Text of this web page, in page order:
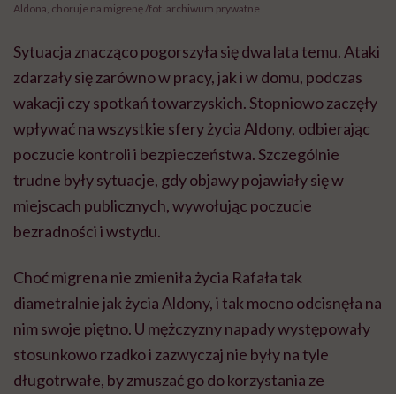
Aldona, choruje na migrenę /fot. archiwum prywatne
Sytuacja znacząco pogorszyła się dwa lata temu. Ataki
zdarzały się zarówno w pracy, jak i w domu, podczas
wakacji czy spotkań towarzyskich. Stopniowo zaczęły
wpływać na wszystkie sfery życia Aldony, odbierając
poczucie kontroli i bezpieczeństwa. Szczególnie
trudne były sytuacje, gdy objawy pojawiały się w
miejscach publicznych, wywołując poczucie
bezradności i wstydu.
Choć migrena nie zmieniła życia Rafała tak
diametralnie jak życia Aldony, i tak mocno odcisnęła na
nim swoje piętno. U mężczyzny napady występowały
stosunkowo rzadko i zazwyczaj nie były na tyle
długotrwałe, by zmuszać go do korzystania ze